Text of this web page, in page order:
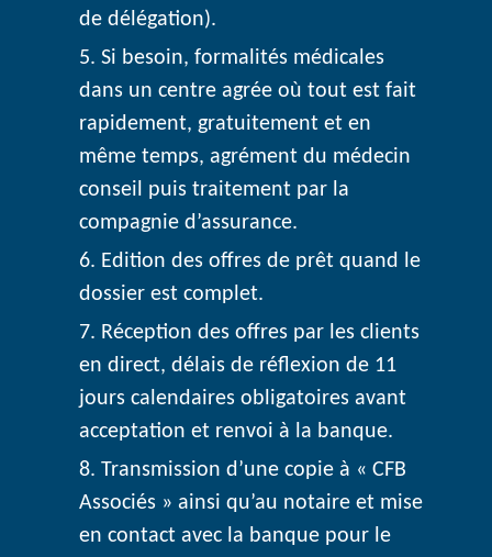
de délégation).
Si besoin, formalités médicales
dans un centre agrée où tout est fait
rapidement, gratuitement et en
même temps, agrément du médecin
conseil puis traitement par la
compagnie d’assurance.
Edition des offres de prêt quand le
dossier est complet.
Réception des offres par les clients
en direct, délais de réflexion de 11
jours calendaires obligatoires avant
acceptation et renvoi à la banque.
Transmission d’une copie à « CFB
Associés » ainsi qu’au notaire et mise
en contact avec la banque pour le